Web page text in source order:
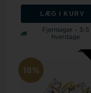
LÆG I KURV
Fjernlager - 3-5
hverdage
18%